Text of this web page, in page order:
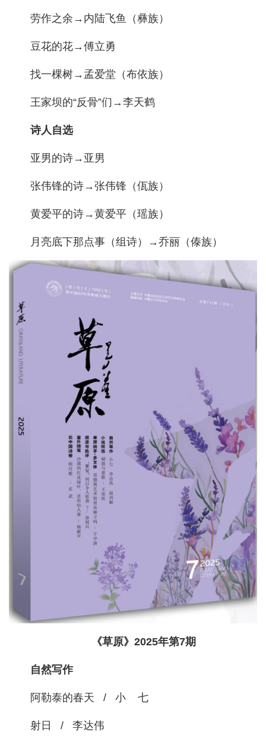
劳作之余→内陆飞鱼（彝族）
豆花的花→傅立勇
找一棵树→孟爱堂（布依族）
王家坝的“反骨”们→李天鹤
诗人自选
亚男的诗→亚男
张伟锋的诗→张伟锋（佤族）
黄爱平的诗→黄爱平（瑶族）
月亮底下那点事（组诗）→乔丽（傣族）
《草原》2025年第7期
自然写作
阿勒泰的春天 / 小 七
射日 / 李达伟